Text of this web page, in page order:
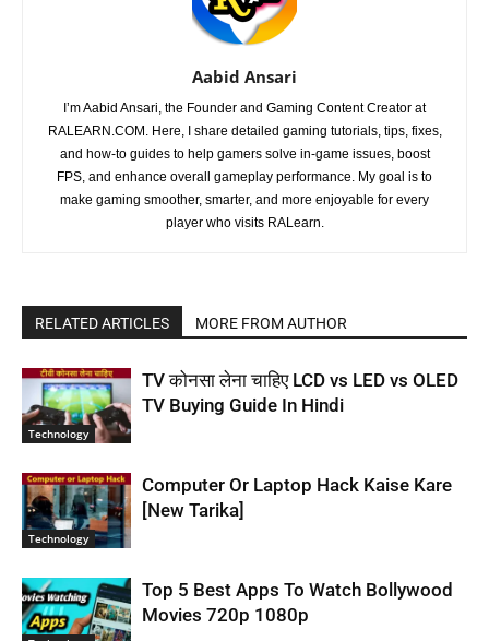
Aabid Ansari
I’m Aabid Ansari, the Founder and Gaming Content Creator at
RALEARN.COM. Here, I share detailed gaming tutorials, tips, fixes,
and how-to guides to help gamers solve in-game issues, boost
FPS, and enhance overall gameplay performance. My goal is to
make gaming smoother, smarter, and more enjoyable for every
player who visits RALearn.
RELATED ARTICLES MORE FROM AUTHOR
Technology
TV कोनसा लेना चाहिए LCD vs LED vs OLED
TV Buying Guide In Hindi
Technology
Computer Or Laptop Hack Kaise Kare
[New Tarika]
Top 5 Best Apps To Watch Bollywood
Movies 720p 1080p